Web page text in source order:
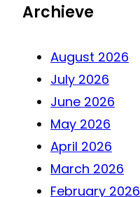
Archieve
August 2026
July 2026
June 2026
May 2026
April 2026
March 2026
February 2026